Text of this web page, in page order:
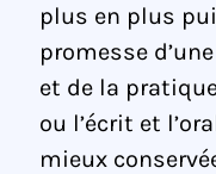
plus en plus
promesse
et de la
ou l’écrit et
mieux